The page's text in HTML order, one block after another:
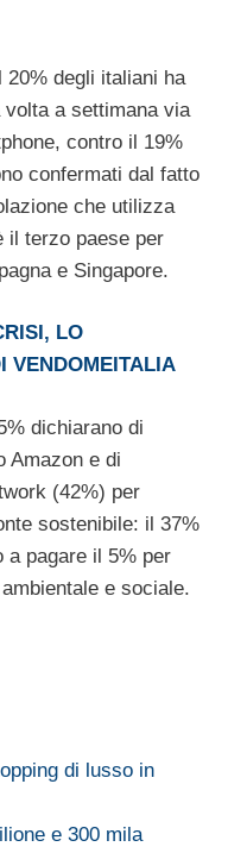
20% degli italiani ha
volta a settimana via
contro il 19%
confermati dal fatto
che utilizza
il terzo paese per
e Singapore.
LO
VENDOMEITALIA
dichiarano di
Amazon e di
(42%) per
sostenibile: il 37%
a pagare il 5% per
e sociale.
di lusso in
e 300 mila